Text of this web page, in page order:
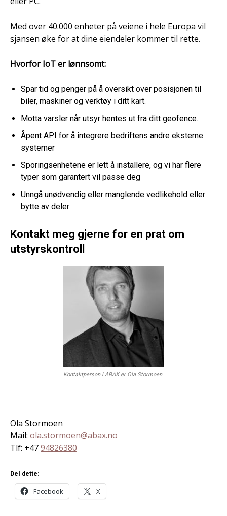
Med over 40.000 enheter på veiene i hele Europa vil
sjansen øke for at dine eiendeler kommer til rette.
Hvorfor IoT er lønnsomt:
Spar tid og penger på å oversikt over posisjonen til
biler, maskiner og verktøy i ditt kart.
Motta varsler når utsyr hentes ut fra ditt geofence.
Åpent API for å integrere bedriftens andre eksterne
systemer
Sporingsenhetene er lett å installere, og vi har flere
typer som garantert vil passe deg
Unngå unødvendig eller manglende vedlikehold eller
bytte av deler
Kontakt meg gjerne for en prat om
utstyrskontroll
Kontaktperson i ABAX er Ola Stormoen.
Ola Stormoen
Mail: ola.stormoen@abax.no
Tlf: +4794826380
Del dette:
Facebook X